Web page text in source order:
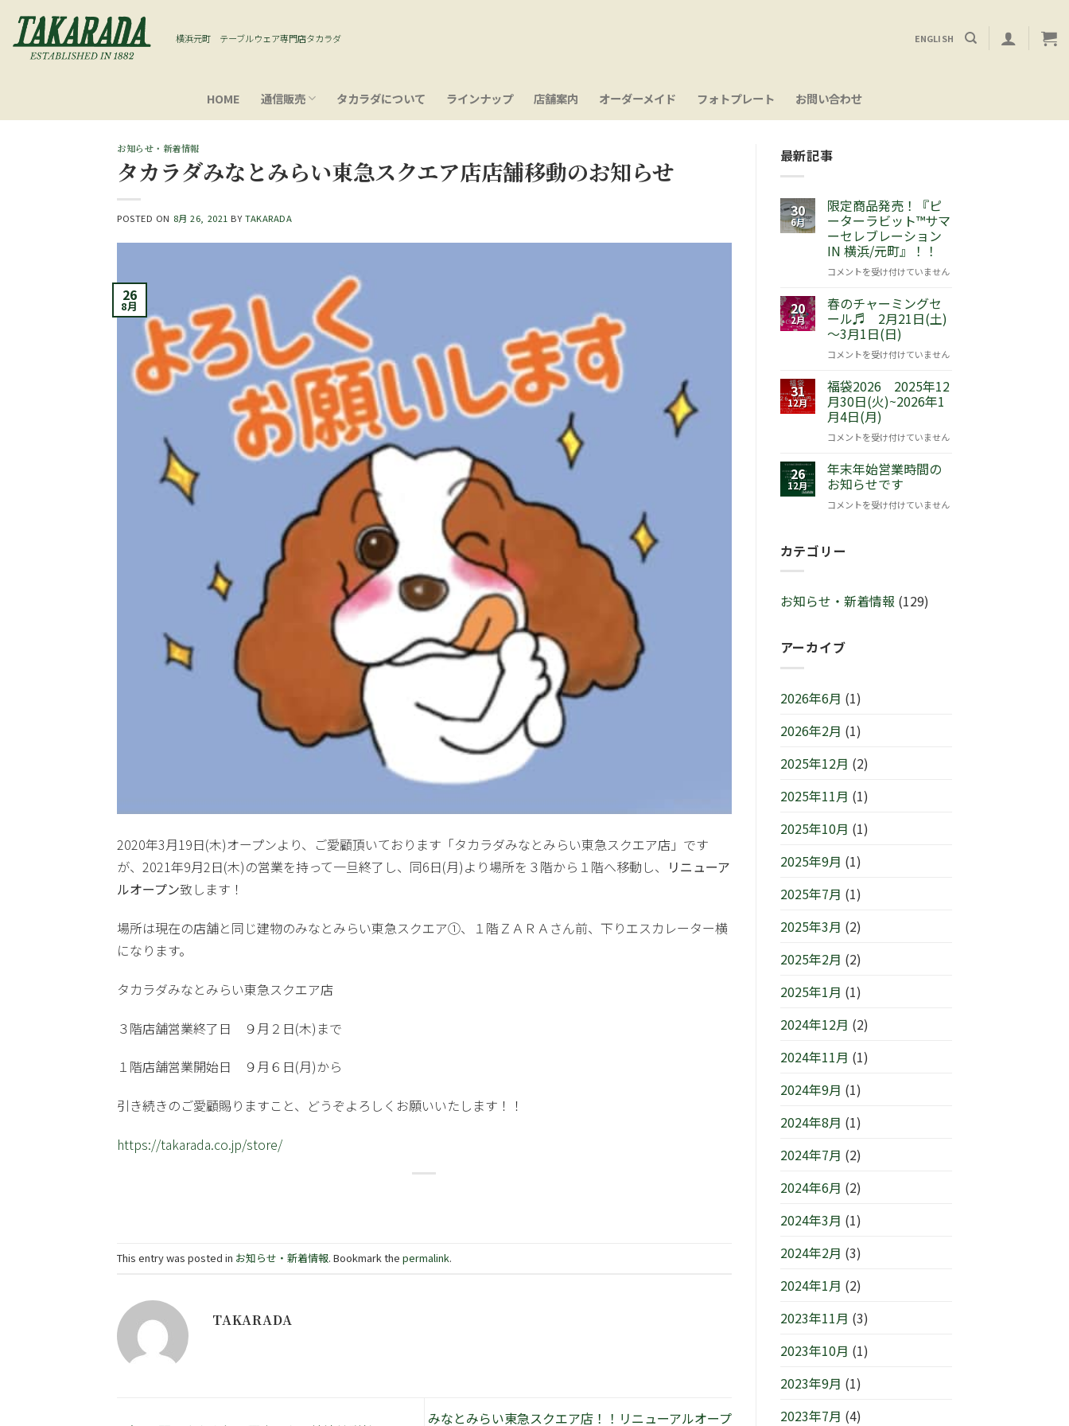
content
横浜元町 テーブルウェア専門店タカラダ ENGLISH
HOME 通信販売 タカラダについて ラインナップ 店舗案内 オーダーメイド フォトプレート お問い合わせ
お知らせ・新着情報
タカラダみなとみらい東急スクエア店店舗移動のお知らせ
POSTED ON 8月 26, 2021 BYTAKARADA
26
8月
2020年3月19日(木)オープンより、ご愛顧頂いております「タカラダみなとみらい東急スクエア店」です
が、2021年9月2日(木)の営業を持って一旦終了し、同6日(月)より場所を３階から１階へ移動し、 リニューア
ルオープン致します！
場所は現在の店舗と同じ建物のみなとみらい東急スクエア①、１階ＺＡＲＡさん前、下りエスカレーター横
になります。
タカラダみなとみらい東急スクエア店
３階店舗営業終了日 ９月２日(木)まで
１階店舗営業開始日 ９月６日(月)から
引き続きのご愛顧賜りますこと、どうぞよろしくお願いいたします！！
https://takarada.co.jp/store/
This entry was posted in お知らせ・新着情報. Bookmark the permalink.
TAKARADA
みなとみらい東急スクエア店！！リニューアルオープ
最新記事
30
6月
限定商品発売！『ピ
ーターラビット™サマ
ーセレブレーション
IN 横浜/元町』！！
限
商
品
発
売！
ー
タ
ー
ビ
ッ
ト
™
サ
セ
レ
ョ
横
元
は
コメントを受け付けていません
20
2月
春のチャーミングセ
ール♬ 2月21日(土)
～3月1日(日)
春
チ
ャ
ー
ミ
グ
セ
ル
2
月
(土)
3
月
(日)
コメントを受け付けていません
31
12月
福袋2026 2025年12
月30日(火)~2026年1
月4日(月)
福
2026
2025
年
30
年
1
4
は
コメントを受け付けていません
26
12月
年末年始営業時間の
お知らせです
年
始
時
お
せ
す
コメントを受け付けていません
カテゴリー
お知らせ・新着情報 (129)
アーカイブ
2026年6月 (1)
2026年2月 (1)
2025年12月 (2)
2025年11月 (1)
2025年10月 (1)
2025年9月 (1)
2025年7月 (1)
2025年3月 (2)
2025年2月 (2)
2025年1月 (1)
2024年12月 (2)
2024年11月 (1)
2024年9月 (1)
2024年8月 (1)
2024年7月 (2)
2024年6月 (2)
2024年3月 (1)
2024年2月 (3)
2024年1月 (2)
2023年11月 (3)
2023年10月 (1)
2023年9月 (1)
2023年7月 (4)